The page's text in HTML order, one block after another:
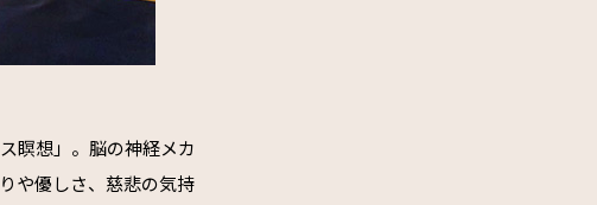
瞑想」。脳の神経メカ
や優しさ、慈悲の気持